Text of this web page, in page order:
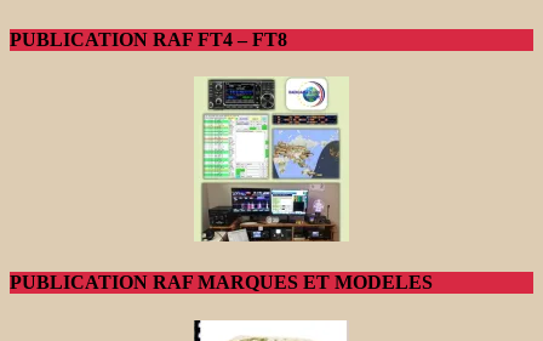
PUBLICATION RAF FT4 – FT8
PUBLICATION RAF MARQUES ET MODELES